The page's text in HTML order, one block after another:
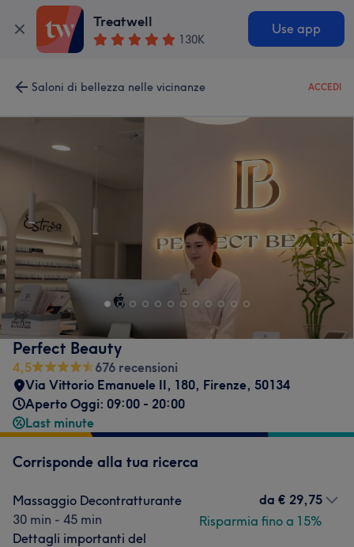
Treatwell
130K
Use app
Saloni di bellezza nelle vicinanze ACCEDI
Perfect Beauty
4,5
676 recensioni
Via Vittorio Emanuele II, 180, Firenze, 50134
Aperto Oggi: 09:00 - 20:00
Last minute
Corrisponde alla tua ricerca
Massaggio Decontratturante
30 min - 45 min
Dettagli importanti del
da € 29,75
Risparmia fino a 15%